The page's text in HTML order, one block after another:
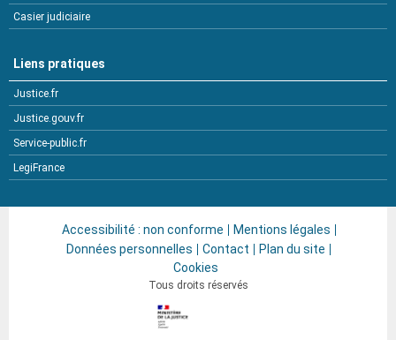
Casier judiciaire
Liens pratiques
Justice.fr
Justice.gouv.fr
Service-public.fr
LegiFrance
Accessibilité : non conforme
Mentions légales
Données personnelles
Contact
Plan du site
Cookies
Tous droits réservés